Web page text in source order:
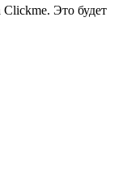
Clickme. Это будет